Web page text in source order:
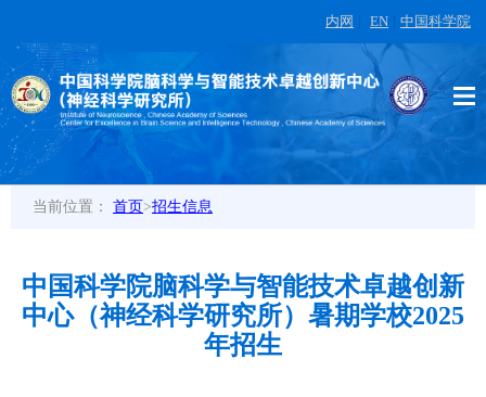
内网 EN 中国科学院
当前位置： 首页>招生信息
中国科学院脑科学与智能技术卓越创新
中心（神经科学研究所）暑期学校2025
年招生